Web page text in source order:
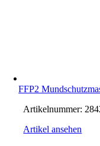
FFP2
Artikelnummer:
Artikel ansehen